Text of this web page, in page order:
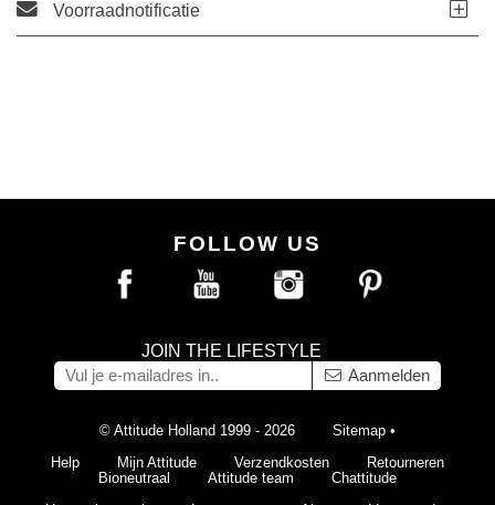
Voorraadnotificatie
FOLLOW US
JOIN THE LIFESTYLE
Aanmelden
© Attitude Holland 1999 - 2026 Sitemap •
Help
Mijn Attitude Verzendkosten
Retourneren
Bioneutraal
Attitude team
Chattitude